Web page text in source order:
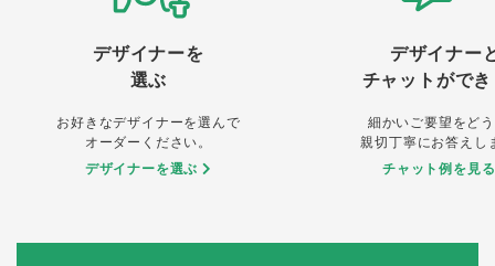
デザイナーを
選ぶ
お好きなデザイナーを選んで
オーダーください。
デザイナーを選ぶ
デザイナー
チャットがで
細かいご要望をど
親切丁寧にお答えし
チャット例を見る